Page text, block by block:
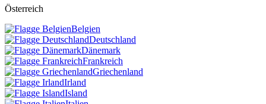
Österreich
Belgien
Deutschland
Dänemark
Frankreich
Griechenland
Irland
Island